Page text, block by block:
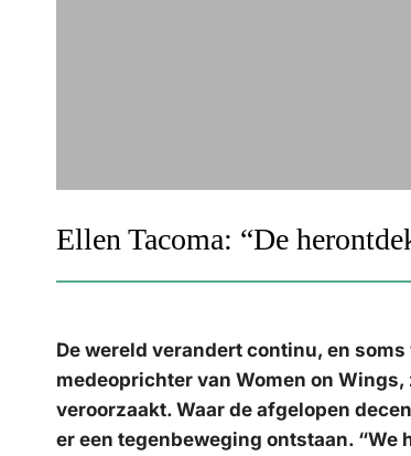
Ellen Tacoma: “De
De wereld verandert continu, en
medeoprichter van Women on
veroorzaakt. Waar de afgelopen
er een tegenbeweging ontstaan. “We